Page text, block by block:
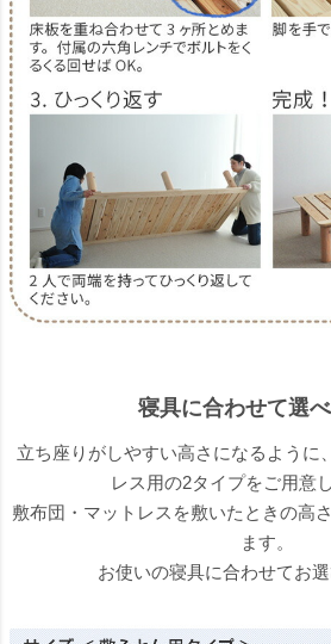
寝具に合わせて選
立ち座りがしやすい高さになるように
レス用の2タイプをご用意
敷布団・マットレスを敷いたときの高
ます。
お使いの寝具に合わせてお選